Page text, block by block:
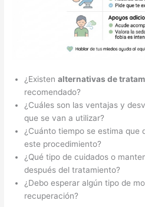
¿Existenalternativas de
recomendado?
¿Cuáles son las ventajas y
que se van a utilizar?
¿Cuánto tiempo se estima que
este procedimiento?
¿Qué tipo de cuidados o
después del tratamiento?
¿Debo esperar algún tipo de
recuperación?